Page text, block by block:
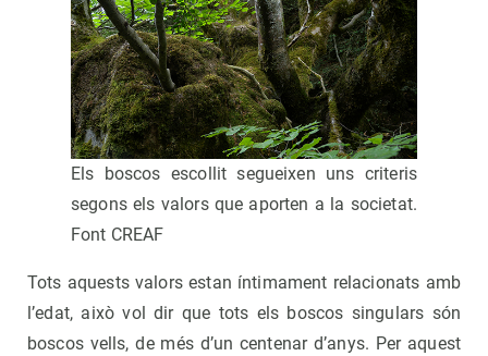
Els boscos escollit segueixen uns criteris
segons els valors que aporten a la societat.
Font CREAF
Tots aquests valors estan íntimament relacionats amb
l’edat, això vol dir que tots els boscos singulars són
boscos vells, de més d’un centenar d’anys. Per aquest